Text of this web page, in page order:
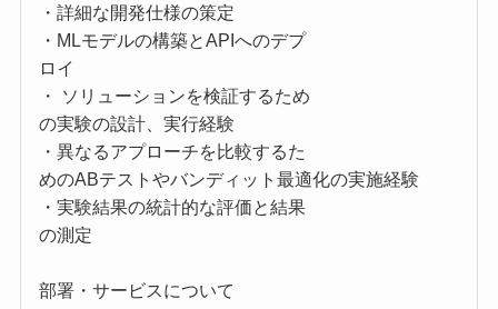
・詳細な開発仕様の策定
・MLモデルの構築とAPIへのデプ
ロイ
・ ソリューションを検証するため
の実験の設計、実行経験
・異なるアプローチを比較するた
めのABテストやバンディット最適化の実施経験
・実験結果の統計的な評価と結果
の測定
部署・サービスについて